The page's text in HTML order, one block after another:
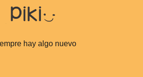
hay algo nuevo